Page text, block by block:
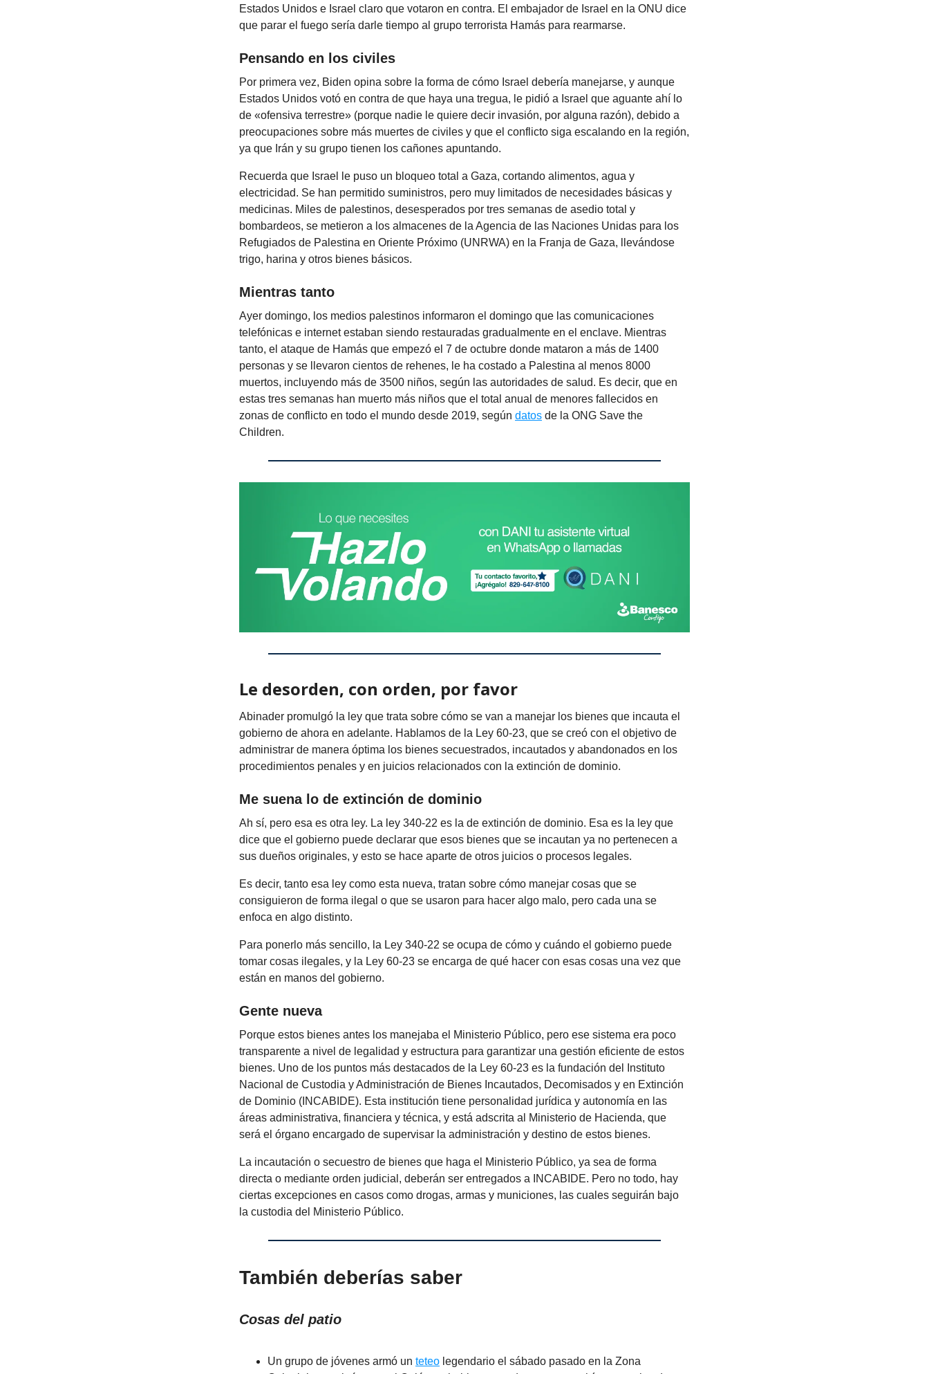
Estados Unidos e Israel claro que votaron en contra. El embajador de Israel en la ONU dice
que parar el fuego sería darle tiempo al grupo terrorista Hamás para rearmarse.
Pensando en los civiles
Por primera vez, Biden opina sobre la forma de cómo Israel debería manejarse, y aunque
Estados Unidos votó en contra de que haya una tregua, le pidió a Israel que aguante ahí lo
de «ofensiva terrestre» (porque nadie le quiere decir invasión, por alguna razón), debido a
preocupaciones sobre más muertes de civiles y que el conflicto siga escalando en la región,
ya que Irán y su grupo tienen los cañones apuntando.
Recuerda que Israel le puso un bloqueo total a Gaza, cortando alimentos, agua y
electricidad. Se han permitido suministros, pero muy limitados de necesidades básicas y
medicinas. Miles de palestinos, desesperados por tres semanas de asedio total y
bombardeos, se metieron a los almacenes de la Agencia de las Naciones Unidas para los
Refugiados de Palestina en Oriente Próximo (UNRWA) en la Franja de Gaza, llevándose
trigo, harina y otros bienes básicos.
Mientras tanto
Ayer domingo, los medios palestinos informaron el domingo que las comunicaciones
telefónicas e internet estaban siendo restauradas gradualmente en el enclave. Mientras
tanto, el ataque de Hamás que empezó el 7 de octubre donde mataron a más de 1400
personas y se llevaron cientos de rehenes, le ha costado a Palestina al menos 8000
muertos, incluyendo más de 3500 niños, según las autoridades de salud. Es decir, que en
estas tres semanas han muerto más niños que el total anual de menores fallecidos en
zonas de conflicto en todo el mundo desde 2019, según datos de la ONG Save the
Children.
Le desorden, con orden, por favor
Abinader promulgó la ley que trata sobre cómo se van a manejar los bienes que incauta el
gobierno de ahora en adelante. Hablamos de la Ley 60-23, que se creó con el objetivo de
administrar de manera óptima los bienes secuestrados, incautados y abandonados en los
procedimientos penales y en juicios relacionados con la extinción de dominio.
Me suena lo de extinción de dominio
Ah sí, pero esa es otra ley. La ley 340-22 es la de extinción de dominio. Esa es la ley que
dice que el gobierno puede declarar que esos bienes que se incautan ya no pertenecen a
sus dueños originales, y esto se hace aparte de otros juicios o procesos legales.
Es decir, tanto esa ley como esta nueva, tratan sobre cómo manejar cosas que se
consiguieron de forma ilegal o que se usaron para hacer algo malo, pero cada una se
enfoca en algo distinto.
Para ponerlo más sencillo, la Ley 340-22 se ocupa de cómo y cuándo el gobierno puede
tomar cosas ilegales, y la Ley 60-23 se encarga de qué hacer con esas cosas una vez que
están en manos del gobierno.
Gente nueva
Porque estos bienes antes los manejaba el Ministerio Público, pero ese sistema era poco
transparente a nivel de legalidad y estructura para garantizar una gestión eficiente de estos
bienes. Uno de los puntos más destacados de la Ley 60-23 es la fundación del Instituto
Nacional de Custodia y Administración de Bienes Incautados, Decomisados y en Extinción
de Dominio (INCABIDE). Esta institución tiene personalidad jurídica y autonomía en las
áreas administrativa, financiera y técnica, y está adscrita al Ministerio de Hacienda, que
será el órgano encargado de supervisar la administración y destino de estos bienes.
La incautación o secuestro de bienes que haga el Ministerio Público, ya sea de forma
directa o mediante orden judicial, deberán ser entregados a INCABIDE. Pero no todo, hay
ciertas excepciones en casos como drogas, armas y municiones, las cuales seguirán bajo
la custodia del Ministerio Público.
También deberías saber
Cosas del patio
Un grupo de jóvenes armó un teteo legendario el sábado pasado en la Zona